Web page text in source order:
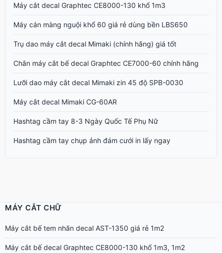
Máy cắt decal Graphtec CE8000-130 khổ 1m3
Máy cán màng nguội khổ 60 giá rẻ dùng bền LBS650
Trụ dao máy cắt decal Mimaki (chính hãng) giá tốt
Chân máy cắt bế decal Graphtec CE7000-60 chính hãng
Lưỡi dao máy cắt decal Mimaki zin 45 độ SPB-0030
Máy cắt decal Mimaki CG-60AR
Hashtag cầm tay 8-3 Ngày Quốc Tế Phụ Nữ
Hashtag cầm tay chụp ảnh đám cưới in lấy ngay
MÁY CẮT CHỮ
Máy cắt bế tem nhãn decal AST-1350 giá rẻ 1m2
Máy cắt bế decal Graphtec CE8000-130 khổ 1m3, 1m2